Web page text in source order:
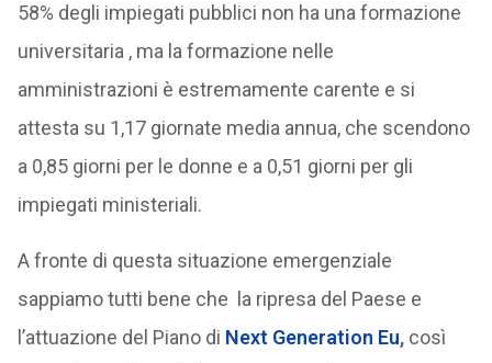
58% degli impiegati pubblici non ha una formazione
universitaria , ma la formazione nelle
amministrazioni è estremamente carente e si
attesta su 1,17 giornate media annua, che scendono
a 0,85 giorni per le donne e a 0,51 giorni per gli
impiegati ministeriali.
A fronte di questa situazione emergenziale
sappiamo tutti bene che la ripresa del Paese e
l’attuazione del Piano di Next Generation Eu,così